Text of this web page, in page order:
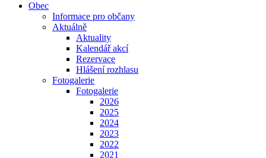
Obec
Informace pro občany
Aktuálně
Aktuality
Kalendář akcí
Rezervace
Hlášení rozhlasu
Fotogalerie
Fotogalerie
2026
2025
2024
2023
2022
2021